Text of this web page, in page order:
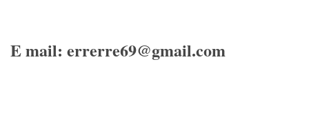
E mail: errerre69@gmail.com